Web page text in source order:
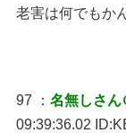
老害は何でもか
97 ： 名無しさん
09:39:36.02